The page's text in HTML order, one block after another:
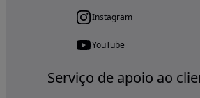
Instagram
YouTube
Serviço de apoio ao